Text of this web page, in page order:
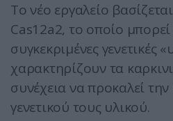
Το νέο εργαλείο
Cas12a2, το οποίο
συγκεκριμένες γενετικές
χαρακτηρίζουν τα
συνέχεια να προκαλεί
γενετικού τους υλικού.